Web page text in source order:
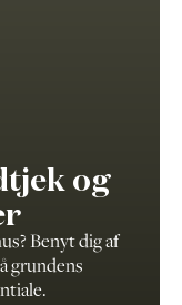
og
Benyt dig af
grundens